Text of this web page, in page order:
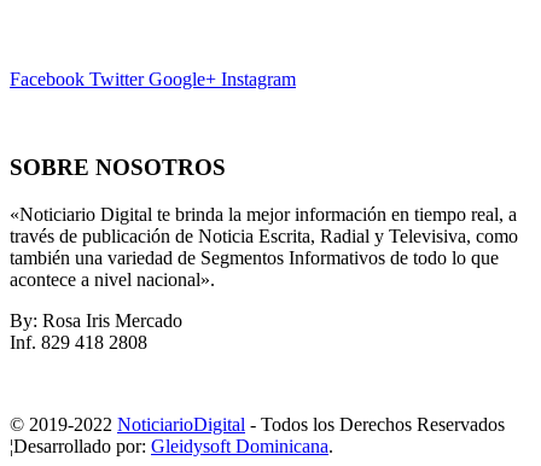
Facebook Twitter Google+ Instagram
SOBRE NOSOTROS
«Noticiario Digital te brinda la mejor información en tiempo real, a
través de publicación de Noticia Escrita, Radial y Televisiva, como
también una variedad de Segmentos Informativos de todo lo que
acontece a nivel nacional».
By: Rosa Iris Mercado
Inf. 829 418 2808
© 2019-2022 NoticiarioDigital - Todos los Derechos Reservados
¦Desarrollado por: Gleidysoft Dominicana.